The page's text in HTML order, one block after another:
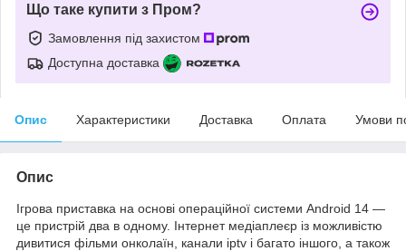
Що таке купити з Пром?
Замовлення під захистом
Доступна доставка
Опис Характеристики Доставка Оплата Умови
Опис
Ігрова приставка на основі операційної системи Android 14 —
це пристрій два в одному. Інтернет медіаплеєр із можливістю
дивитися фільми онколаїн, канали iptv і багато іншого, а також